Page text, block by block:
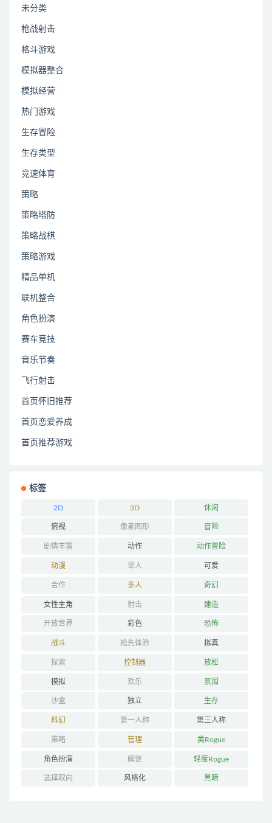
未分类
枪战射击
格斗游戏
模拟器整合
模拟经营
热门游戏
生存冒险
生存类型
竞速体育
策略
策略塔防
策略战棋
策略游戏
精品单机
联机整合
角色扮演
赛车竞技
音乐节奏
飞行射击
首页怀旧推荐
首页恋爱养成
首页推荐游戏
标签
2D 3D 休闲
俯视 像素图形 冒险
剧情丰富 动作 动作冒险
动漫 单人 可爱
合作 多人 奇幻
女性主角 射击 建造
开放世界 彩色 恐怖
战斗 抢先体验 拟真
探索 控制器 放松
模拟 欢乐 氛围
沙盒 独立 生存
科幻 第一人称 第三人称
策略 管理 类Rogue
角色扮演 解谜 轻度Rogue
选择取向 风格化 黑暗